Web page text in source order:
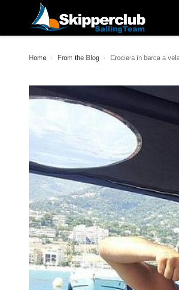
Home / From the Blog / Crociera in barca a